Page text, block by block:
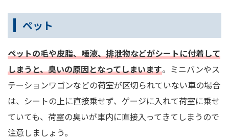
ペット
ペットの毛や皮脂、唾液、排泄物などがシートに付着して
しまうと、臭いの原因となってしまいます。ミニバンやス
テーションワゴンなどの荷室が区切られていない車の場合
は、シートの上に直接乗せず、ゲージに入れて荷室に乗せ
ていても、荷室の臭いが車内に直接入ってきてしまうので
注意しましょう。